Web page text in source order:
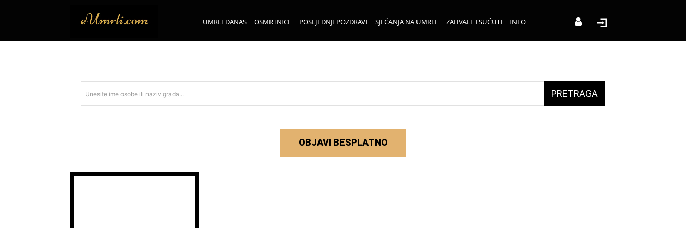
UMRLI DANAS OSMRTNICE POSLJEDNJI POZDRAVI SJEĆANJA NA UMRLE ZAHVALE I SUĆUTI INFO
Unesite ime osobe ili naziv grada... PRETRAGA
OBJAVI BESPLATNO